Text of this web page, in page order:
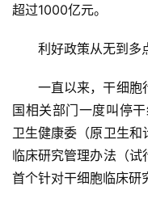
超过1000亿元。
利好政策从无到多
一直以来，干细胞
国相关部门一度叫停
卫生健康委（原卫生
临床研究管理办法（试
首个针对干细胞临床研